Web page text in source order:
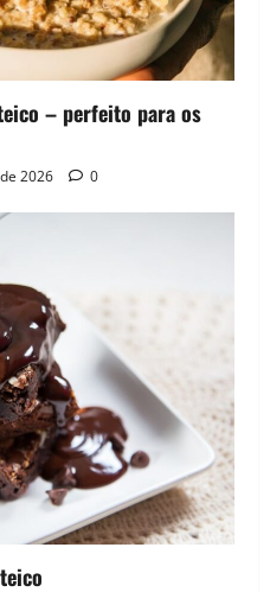
– perfeito para os
2026 0